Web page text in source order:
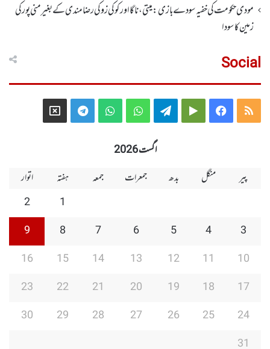
مودی حکومت کی خفیہ سودے بازی: میتی، ناگا اور کوکی زو کی رضامندی کے بغیر منی پور کی
زمین کا سودا
Social
RSS
Facebook
Google
Telegram
WhatsApp
WhatsApp
Telegram
X
اگست 2026
پیر
منگل بدھ جمعرات جمعہ ہفتہ
اتوار
1
2
3
4
5
6
7
8
9
10
11
12
13
14
15
16
17
18
19
20
21
22
23
24
25
26
27
28
29
30
31